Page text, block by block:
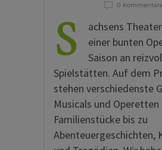
0
S
achsens
einer bunten
Saison an
Spielstätten. Auf dem
stehen verschiedenste
Musicals und Operetten
Familienstücke bis zu
Abenteuergeschichten,